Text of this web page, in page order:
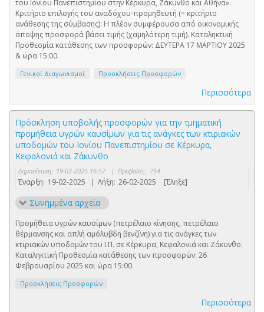
του Ιονίου Πανεπιστημίου στην Κέρκυρα, Ζάκυνθο και Αθήνα».
Κριτήριο επιλογής του αναδόχου-προμηθευτή (= κριτήριο
ανάθεσης της σύμβασης): Η πλέον συμφέρουσα από οικονομικής
άποψης προσφορά βάσει τιμής (χαμηλότερη τιμή). Καταληκτική
Προθεσμία κατάθεσης των προσφορών: ΔΕΥΤΕΡΑ 17 ΜΑΡΤΙΟΥ 2025
& ώρα 15:00.
Γενικοί Διαγωνισμοί Προσκλήσεις Προσφορών
Περισσότερα
Πρόσκληση υποβολής προσφορών για την τμηματική
προμήθεια υγρών καυσίμων για τις ανάγκες των κτιριακών
υποδομών του Ιονίου Πανεπιστημίου σε Κέρκυρα,
Κεφαλονιά και Ζάκυνθο
Δημοσίευση: 19-02-2025 16:57 | Προβολές: 754
Έναρξη: 19-02-2025 | Λήξη: 26-02-2025 [Έληξε]
Συνημμένα αρχεία
Προμήθεια υγρών καυσίμων (πετρέλαιο κίνησης, πετρέλαιο
θέρμανσης και απλή αμόλυβδη βενζίνη) για τις ανάγκες των
κτιριακών υποδομών του Ι.Π. σε Κέρκυρα, Κεφαλονιά και Ζάκυνθο.
Καταληκτική Προθεσμία κατάθεσης των προσφορών: 26
Φεβρουαρίου 2025 και ώρα 15:00.
Προσκλήσεις Προσφορών
Περισσότερα